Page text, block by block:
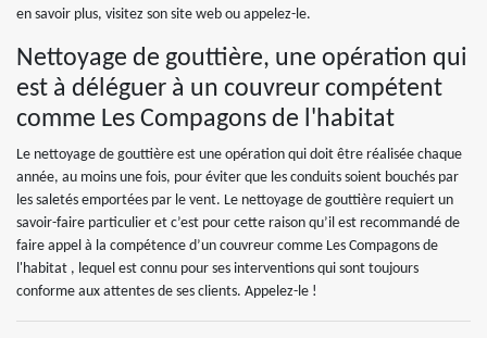
en savoir plus, visitez son site web ou appelez-le.
Nettoyage de gouttière, une opération qui
est à déléguer à un couvreur compétent
comme Les Compagons de l'habitat
Le nettoyage de gouttière est une opération qui doit être réalisée chaque
année, au moins une fois, pour éviter que les conduits soient bouchés par
les saletés emportées par le vent. Le nettoyage de gouttière requiert un
savoir-faire particulier et c’est pour cette raison qu’il est recommandé de
faire appel à la compétence d’un couvreur comme Les Compagons de
l'habitat , lequel est connu pour ses interventions qui sont toujours
conforme aux attentes de ses clients. Appelez-le !